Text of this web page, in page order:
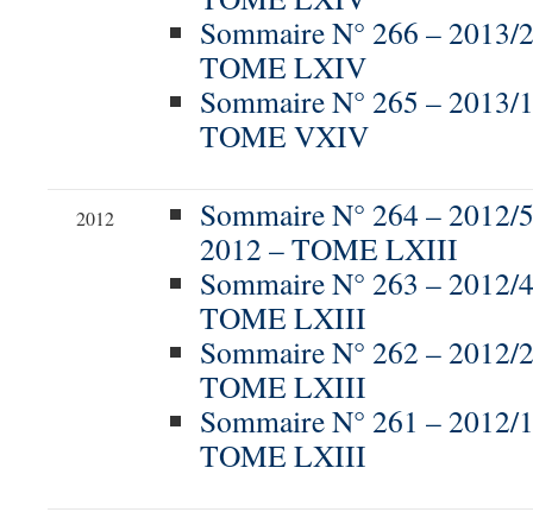
Sommaire N° 266 –
TOME LXIV
Sommaire N° 265 –
TOME VXIV
2012
Sommaire N° 264 –
2012 – TOME LXIII
Sommaire N° 263 –
TOME LXIII
Sommaire N° 262 –
TOME LXIII
Sommaire N° 261 –
TOME LXIII